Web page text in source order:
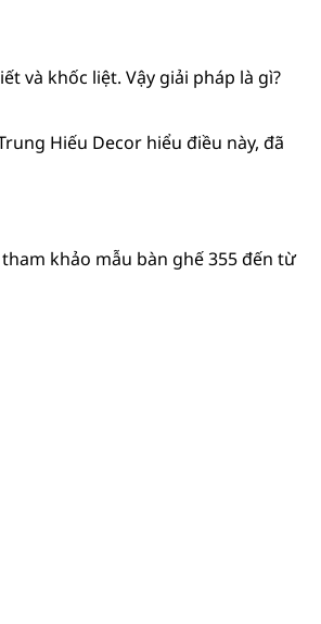
và khốc liệt. Vậy giải pháp là gì?
Hiếu Decor hiểu điều này, đã
khảo mẫu bàn ghế 355 đến từ